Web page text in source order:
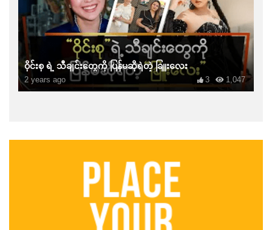
ဝိုင်းစု ရဲ့ သီချင်းတွေကို ပြန်မဆိုရဲတဲ့ ခြူးလေး
2 years ago 1,047
3